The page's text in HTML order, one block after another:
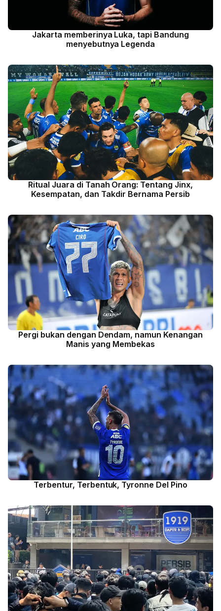
Jakarta memberinya Luka, tapi Bandung
menyebutnya Legenda
Ritual Juara di Tanah Orang: Tentang Jinx,
Kesempatan, dan Takdir Bernama Persib
Pergi bukan dengan Dendam, namun Kenangan
Manis yang Membekas
Terbentur, Terbentuk, Tyronne Del Pino